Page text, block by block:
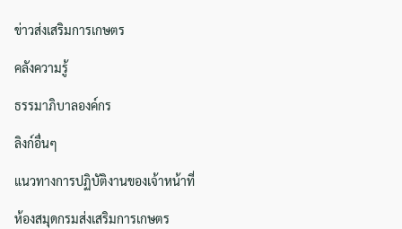
ข่าวส่งเสริมการเกษตร
คลังความรู้
ธรรมาภิบาลองค์กร
ลิงก์อื่นๆ
แนวทางการปฏิบัติงานของเจ้าหน้าที่
ห้องสมุดกรมส่งเสริมการเกษตร